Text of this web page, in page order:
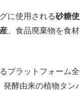
に使用される砂糖
、食品廃棄物を食
プラットフォーム
発酵由来の植物タン